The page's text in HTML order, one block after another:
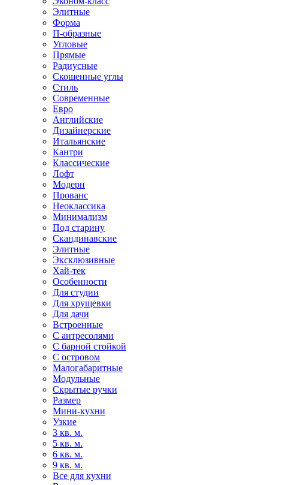
Элитные
Форма
П-образные
Угловые
Прямые
Радиусные
Скошенные углы
Стиль
Современные
Евро
Английские
Дизайнерские
Итальянские
Кантри
Классические
Лофт
Модерн
Прованс
Неоклассика
Минимализм
Под старину
Скандинавские
Элитные
Эксклюзивные
Хай-тек
Особенности
Для студии
Для хрущевки
Для дачи
Встроенные
С антресолями
С барной стойкой
С островом
Малогабаритные
Модульные
Скрытые ручки
Размер
Мини-кухни
Узкие
3 кв. м.
5 кв. м.
6 кв. м.
9 кв. м.
Все для кухни